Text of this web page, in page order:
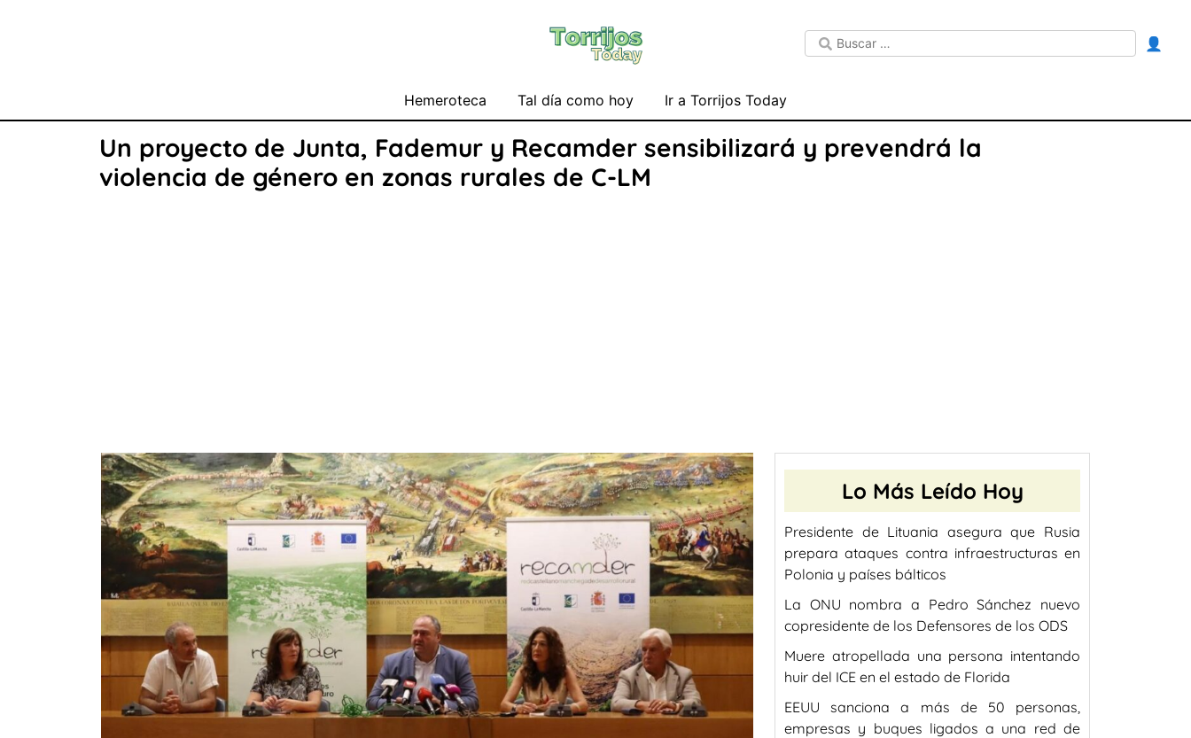
👤
Hemeroteca Tal día como hoy Ir a Torrijos Today
Un proyecto de Junta, Fademur y Recamder sensibilizará y prevendrá la
violencia de género en zonas rurales de C-LM
Lo Más Leído Hoy
Presidente de Lituania asegura que Rusia
prepara ataques contra infraestructuras en
Polonia y países bálticos
La ONU nombra a Pedro Sánchez nuevo
copresidente de los Defensores de los ODS
Muere atropellada una persona intentando
huir del ICE en el estado de Florida
EEUU sanciona a más de 50 personas,
empresas y buques ligados a una red de